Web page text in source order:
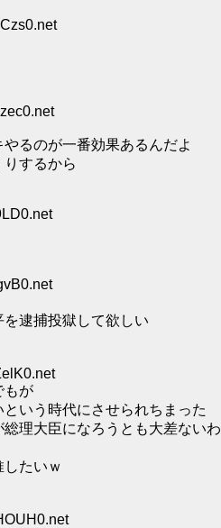
るのが一番効果あるんだよ
するから
逮捕投獄して欲しい
もが
いう時代にさせられちまった
理大臣になろうとも大差ないわ
たいｗ